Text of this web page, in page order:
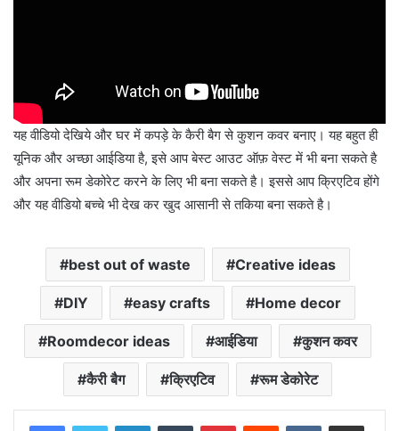
यह वीडियो देखिये और घर में कपड़े के कैरी बैग से कुशन कवर बनाए। यह बहुत ही
यूनिक और अच्छा आईडिया है, इसे आप बेस्ट आउट ऑफ़ वेस्ट में भी बना सकते है
और अपना रूम डेकोरेट करने के लिए भी बना सकते है। इससे आप क्रिएटिव होंगे
और यह वीडियो बच्चे भी देख कर खुद आसानी से तकिया बना सकते है।
best out of waste Creative ideas
DIY easy crafts Home decor
Roomdecor ideas आईडिया कुशन कवर
कैरी बैग क्रिएटिव रूम डेकोरेट
LinkedInTumblr PinterestReddit VKontakteShare via Email